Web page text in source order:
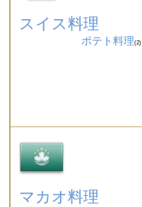
スイス料理
ポテト料理(2)
マカオ料理